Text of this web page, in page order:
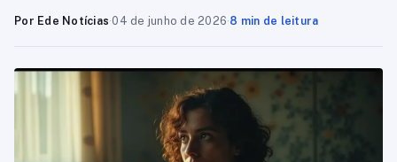
Por Ede Notícias·04 de junho de 2026·8 min de leitura